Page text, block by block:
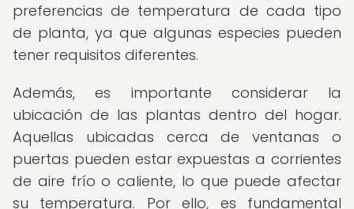
preferencias de temperatura de cada tipo
de planta, ya que algunas especies pueden
tener requisitos diferentes.
Además, es importante considerar la
ubicación de las plantas dentro del hogar.
Aquellas ubicadas cerca de ventanas o
puertas pueden estar expuestas a corrientes
de aire frío o caliente, lo que puede afectar
su temperatura. Por ello, es fundamental